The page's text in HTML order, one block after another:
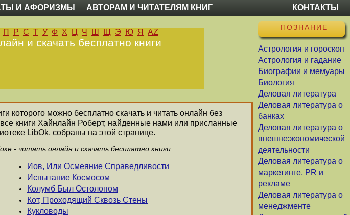
И АФОРИЗМЫ АВТОРАМ И ЧИТАТЕЛЯМ КНИГ КОНТАКТЫ
ПОЗНАНИЕ
Астрология и гороскоп
Астрология и гадание
Биографии и мемуары
Биология
Деловая литература
Деловая литература о
банках
Деловая литература о
внешнеэкономической
деятельности
Деловая литература о
маркетинге, PR и
рекламе
Деловая литература о
менеджменте
П Р С Т У Ф Х Ц Ч Ш Щ Э Ю Я AZ
и скачать бесплатно книги
которого можно бесплатно скачать и читать онлайн без
книги Хайнлайн Роберт, найденные нами или присланные
LibOk, собраны на этой странице.
- читать онлайн и скачать бесплатно книги
Иов, Или Осмеяние Справедливости
Испытание Космосом
Колумб Был Остолопом
Кот, Проходящий Сквозь Стены
Кукловоды